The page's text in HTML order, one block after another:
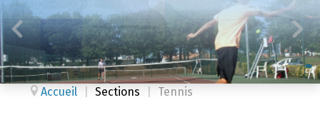
Accueil Sections Tennis